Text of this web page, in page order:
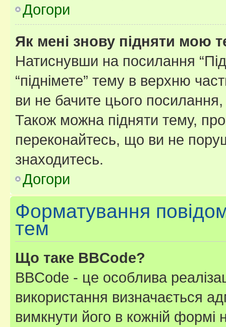
Догори
Як мені знову підняти мою
Натиснувши на посилання
“піднімете” тему в верхню
ви не бачите цього
Також можна підняти тему,
переконайтесь, що ви не
знаходитесь.
Догори
Форматування
тем
Що таке BBCode?
BBCode - це особлива
використання визначається
вимкнути його в кожній